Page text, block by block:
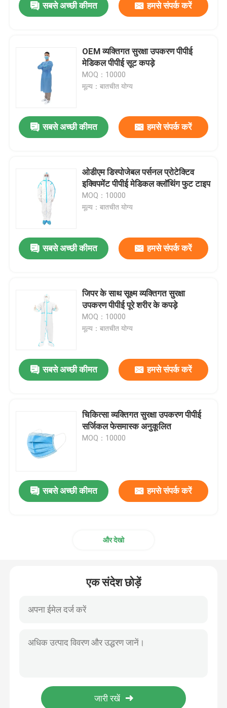
होम
वीआर दिखाएँ
सबसे अच्छी कीमत हमसे संपर्क करें
OEM व्यक्तिगत सुरक्षा उपकरण पीपीई
मेडिकल पीपीई सूट कपड़े
MOQ：10000
मूल्य：बातचीत योग्य
सबसे अच्छी कीमत हमसे संपर्क करें
ओडीएम डिस्पोजेबल पर्सनल प्रोटेक्टिव
इक्विपमेंट पीपीई मेडिकल क्लॉथिंग फुट टाइप
MOQ：10000
मूल्य：बातचीत योग्य
सबसे अच्छी कीमत हमसे संपर्क करें
जिपर के साथ सूक्ष्म व्यक्तिगत सुरक्षा
उपकरण पीपीई पूरे शरीर के कपड़े
MOQ：10000
मूल्य：बातचीत योग्य
सबसे अच्छी कीमत हमसे संपर्क करें
चिकित्सा व्यक्तिगत सुरक्षा उपकरण पीपीई
सर्जिकल फेसमास्क अनुकूलित
MOQ：10000
सबसे अच्छी कीमत हमसे संपर्क करें
और देखो
एक संदेश छोड़ें